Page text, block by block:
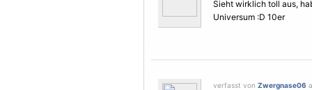
Sieht wirklich toll aus,
Universum :D 10er
verfasst von Zwergnase06